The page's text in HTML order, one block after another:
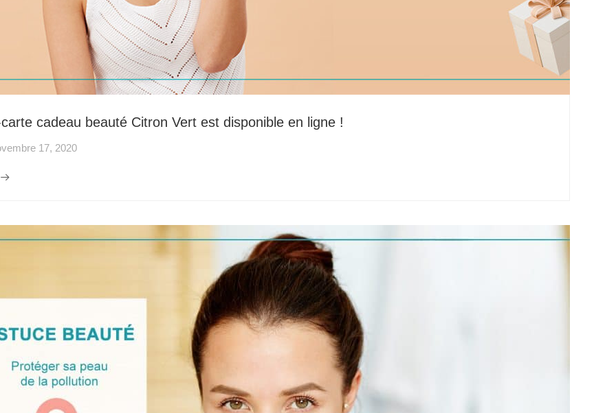
cadeau beauté Citron Vert est disponible en ligne !
17, 2020